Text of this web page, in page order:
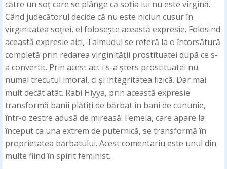
către un soț care se plânge că soția lui nu este virgină.
Când judecătorul decide că nu este niciun cusur în
virginitatea soției, el folosește această expresie. Folosind
această expresie aici, Talmudul se referă la o întorsătură
completă prin redarea virginității prostituatei după ce s-
a convertit. Prin acest act i s-a șters prostituatei nu
numai trecutul imoral, ci și integritatea fizică. Dar mai
mult decât atât. Rabi Hiyya, prin această expresie
transformă banii plătiți de bărbat în bani de cununie,
într-o zestre adusă de mireasă. Femeia, care apare la
început ca una extrem de puternică, se transformă în
proprietatea bărbatului. Acest comentariu este unul din
multe fiind în spirit feminist.